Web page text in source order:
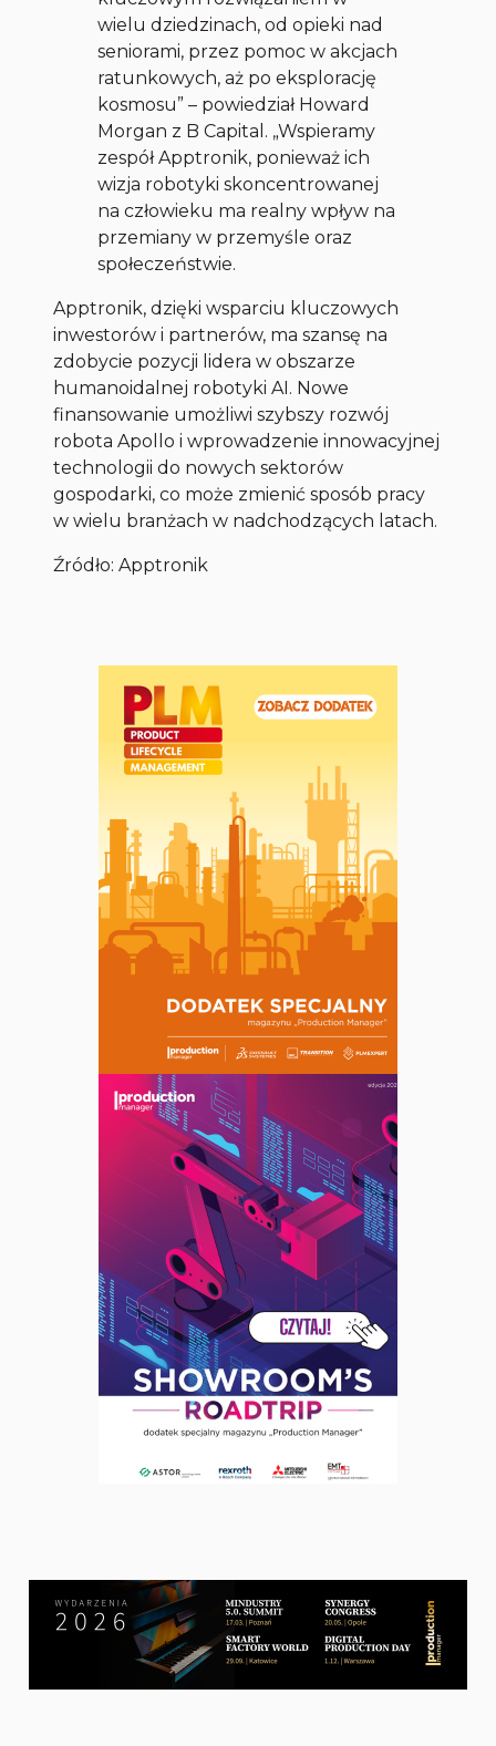
wielu dziedzinach, od opieki nad
seniorami, przez pomoc w akcjach
ratunkowych, aż po eksplorację
kosmosu” – powiedział Howard
Morgan z B Capital. „Wspieramy
zespół Apptronik, ponieważ ich
wizja robotyki skoncentrowanej
na człowieku ma realny wpływ na
przemiany w przemyśle oraz
społeczeństwie.
Apptronik, dzięki wsparciu kluczowych
inwestorów i partnerów, ma szansę na
zdobycie pozycji lidera w obszarze
humanoidalnej robotyki AI. Nowe
finansowanie umożliwi szybszy rozwój
robota Apollo i wprowadzenie innowacyjnej
technologii do nowych sektorów
gospodarki, co może zmienić sposób pracy
w wielu branżach w nadchodzących latach.
Źródło: Apptronik